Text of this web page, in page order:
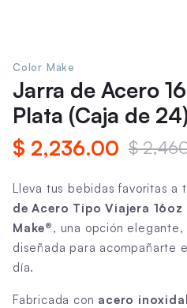
Color Make
Jarra de Acero
Plata (Caja de
$ 2,236.00 $
Lleva tus bebidas favoritas a
de Acero Tipo Viajera
Make®, una opción
diseñada para acompañarte
día.
Fabricada con acero